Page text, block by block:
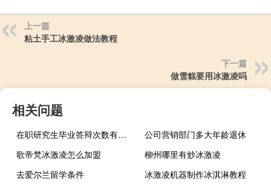
上一篇
粘土手工冰激凌做法教程
下一篇
做雪糕要用冰激凌吗
相关问题
在职研究生毕业答辩次数有上限要求吗
公司营销部门多大年龄退休
歌帝梵冰激凌怎么加盟
柳州哪里有炒冰激凌
去爱尔兰留学条件
冰激凌机器制作冰淇淋教程